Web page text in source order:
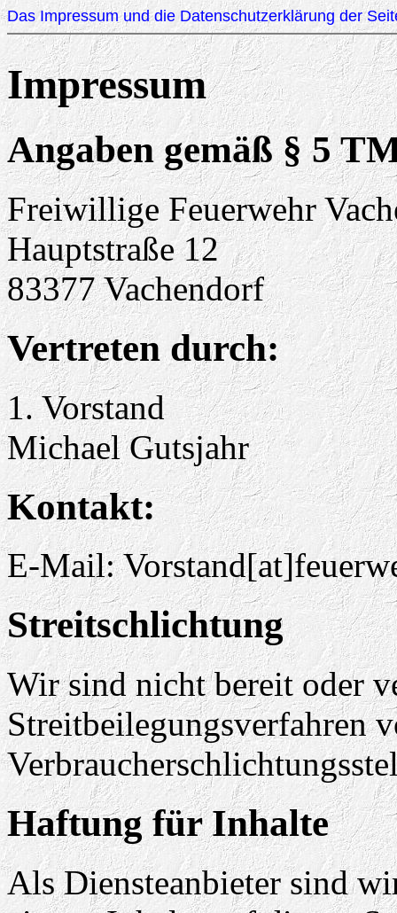
Das Impressum und die Datenschutzerklärung der
Impressum
Angaben gemäß § 5
Freiwillige Feuerwehr
Hauptstraße 12
83377 Vachendorf
Vertreten durch:
1. Vorstand
Michael Gutsjahr
Kontakt:
E-Mail:
Streitschlichtung
Wir sind nicht bereit oder
Streitbeilegungsverfahren
Haftung für Inhalte
Als Diensteanbieter sind